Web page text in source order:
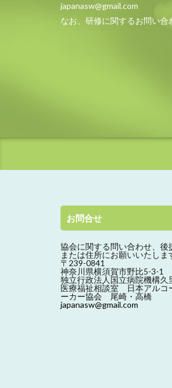
japanasw@gmail.com
なお、研修に関するお問い合
お問合せ
協会に関する問い合わせ、 後
または住所にお願いいたしま
〒239-0841
神奈川県横須賀市野比5-3-1
独立行政法人国立病院機構久
医療福祉相談室 日本アルコ
ーカー協会 尾崎・高橋
japanasw@gmail.com